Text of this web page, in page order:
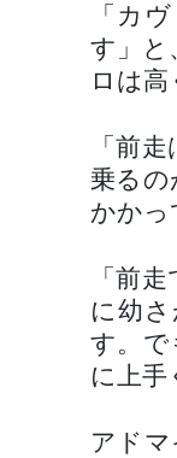
「カ
す」と
ロは高
「前
乗るの
かかっ
「前
に幼
す。で
に上手
アド